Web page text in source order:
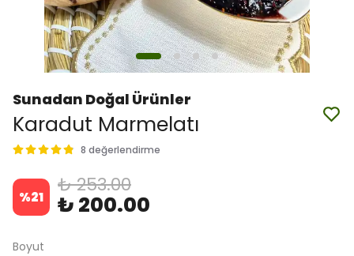
Sunadan Doğal Ürünler
Karadut Marmelatı
8 değerlendirme
%21 ₺ 253.00
₺ 200.00
Boyut